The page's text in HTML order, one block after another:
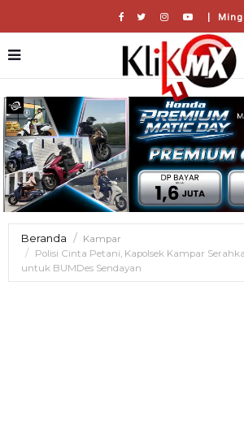
|
Beranda
Kampar
Polisi Cinta Petani, Kapolsek Kampar
untuk BUMDes Sendayan